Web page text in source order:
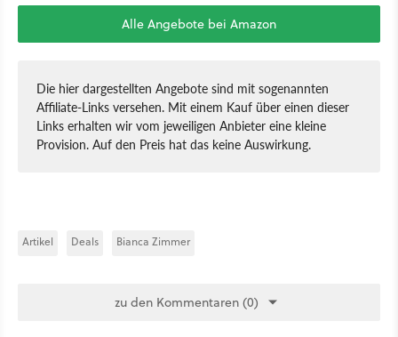
Alle Angebote bei Amazon
Die hier dargestellten Angebote sind mit sogenannten
Affiliate-Links versehen. Mit einem Kauf über einen dieser
Links erhalten wir vom jeweiligen Anbieter eine kleine
Provision. Auf den Preis hat das keine Auswirkung.
Artikel Deals Bianca Zimmer
zu den Kommentaren (0)